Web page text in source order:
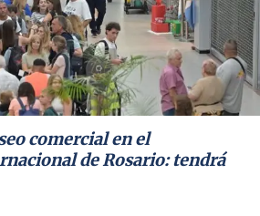
comercial en el
de Rosario: tendrá